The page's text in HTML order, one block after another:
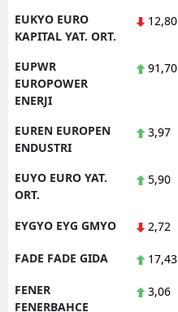
EUKYO EURO
KAPITAL YAT. ORT.
12,80
EUPWR
EUROPOWER
ENERJI
91,70
EUREN EUROPEN
ENDUSTRI
3,97
EUYO EURO YAT.
ORT.
5,90
EYGYO EYG GMYO 2,72
FADE FADE GIDA 17,43
FENER
FENERBAHCE
3,06